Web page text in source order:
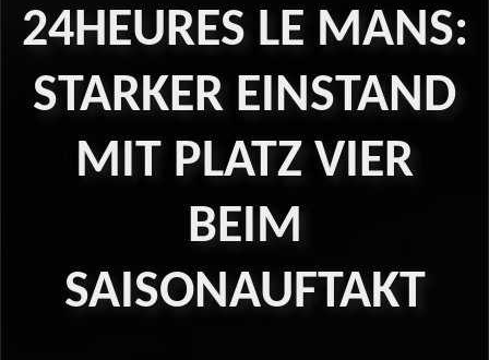
02 - Sachsenring
03 - Brünn
04 - Spa
Sponsoren
24HEURES LE MANS:
STARKER EINSTAND
MIT PLATZ VIER
BEIM
SAISONAUFTAKT